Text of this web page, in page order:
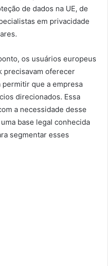
de dados na UE, de
em privacidade
os usuários europeus
precisavam oferecer
que a empresa
direcionados. Essa
a necessidade desse
base legal conhecida
segmentar esses